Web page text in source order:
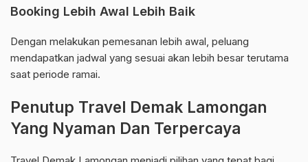
Booking Lebih Awal Lebih Baik
Dengan melakukan pemesanan lebih awal, peluang
mendapatkan jadwal yang sesuai akan lebih besar terutama
saat periode ramai.
Penutup Travel Demak Lamongan
Yang Nyaman Dan Terpercaya